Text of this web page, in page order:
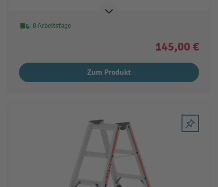
8 Arbeitstage
145,00 €
Zum Produkt